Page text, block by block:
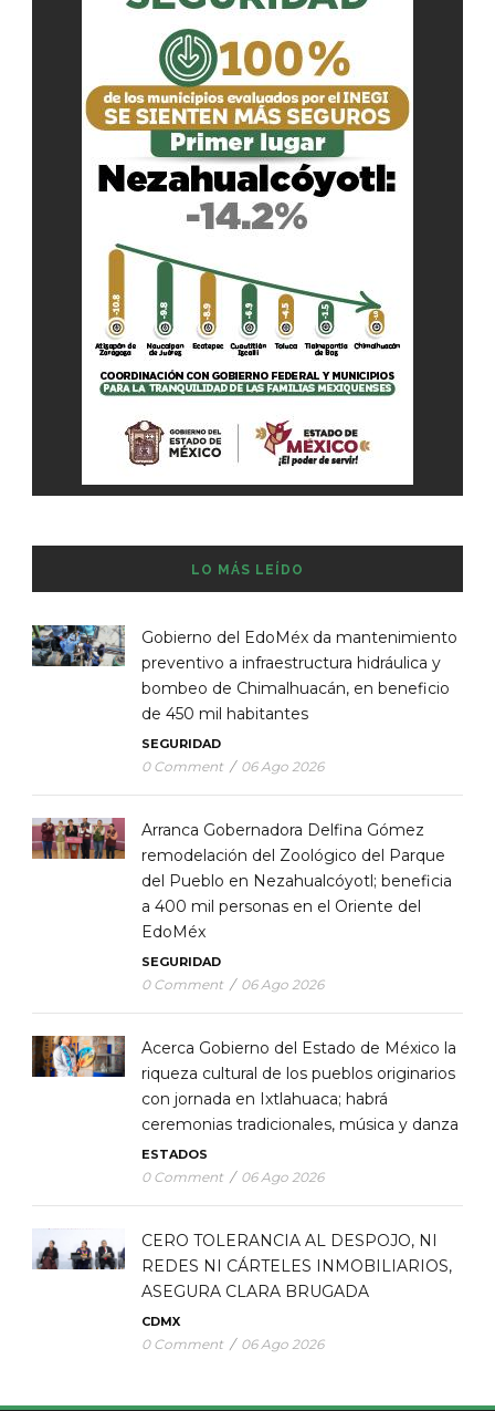
LO MÁS LEÍDO
Gobierno del EdoMéx da mantenimiento
preventivo a infraestructura hidráulica y
bombeo de Chimalhuacán, en beneficio
de 450 mil habitantes
SEGURIDAD
0 Comment / 06 Ago 2026
Arranca Gobernadora Delfina Gómez
remodelación del Zoológico del Parque
del Pueblo en Nezahualcóyotl; beneficia
a 400 mil personas en el Oriente del
EdoMéx
SEGURIDAD
0 Comment / 06 Ago 2026
Acerca Gobierno del Estado de México la
riqueza cultural de los pueblos originarios
con jornada en Ixtlahuaca; habrá
ceremonias tradicionales, música y danza
ESTADOS
0 Comment / 06 Ago 2026
CERO TOLERANCIA AL DESPOJO, NI
REDES NI CÁRTELES INMOBILIARIOS,
ASEGURA CLARA BRUGADA
CDMX
0 Comment / 06 Ago 2026